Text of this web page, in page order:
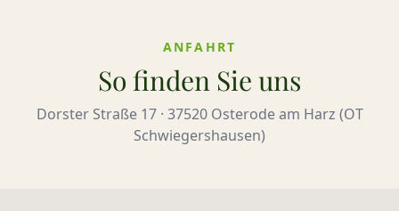
ANFAHRT
So finden Sie uns
Dorster Straße 17 · 37520 Osterode am Harz (OT
Schwiegershausen)